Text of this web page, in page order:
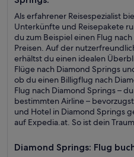
Als erfahrener Reisespezialist
Unterkünfte und Reisepakete
du zum Beispiel einen Flug
Preisen. Auf der
erhältst du einen idealen
Flüge nach Diamond Springs
ob du einen Billigflug nach
Flug nach Diamond Springs –
bestimmten Airline –
und Hotel in Diamond Springs
auf Expedia.at. So ist dein
Diamond Springs: Flug